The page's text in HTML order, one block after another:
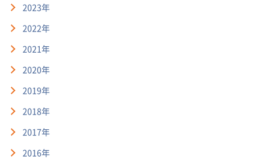
2023年
2022年
2021年
2020年
2019年
2018年
2017年
2016年